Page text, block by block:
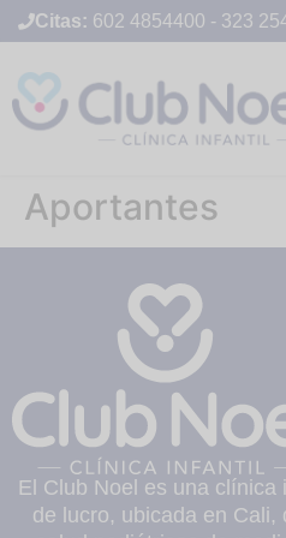
Citas: 602 4854400 - 323
Aportantes
El Club Noel es una
de lucro, ubicada en Cali,